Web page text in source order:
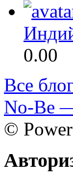
0.00
Все
No-Be
©